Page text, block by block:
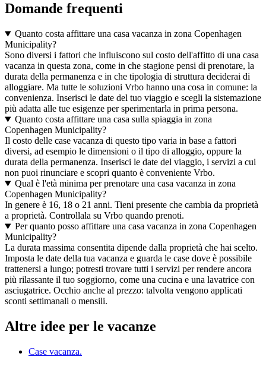
Domande frequenti
Quanto costa affittare una casa vacanza in zona Copenhagen
Municipality?
Sono diversi i fattori che influiscono sul costo dell'affitto di una casa
vacanza in questa zona, come in che stagione pensi di prenotare, la
durata della permanenza e in che tipologia di struttura deciderai di
alloggiare. Ma tutte le soluzioni Vrbo hanno una cosa in comune: la
convenienza. Inserisci le date del tuo viaggio e scegli la sistemazione
più adatta alle tue esigenze per sperimentarla in prima persona.
Quanto costa affittare una casa sulla spiaggia in zona
Copenhagen Municipality?
Il costo delle case vacanza di questo tipo varia in base a fattori
diversi, ad esempio le dimensioni o il tipo di alloggio, oppure la
durata della permanenza. Inserisci le date del viaggio, i servizi a cui
non puoi rinunciare e scopri quanto è conveniente Vrbo.
Qual è l'età minima per prenotare una casa vacanza in zona
Copenhagen Municipality?
In genere è 16, 18 o 21 anni. Tieni presente che cambia da proprietà
a proprietà. Controllala su Vrbo quando prenoti.
Per quanto posso affittare una casa vacanza in zona Copenhagen
Municipality?
La durata massima consentita dipende dalla proprietà che hai scelto.
Imposta le date della tua vacanza e guarda le case dove è possibile
trattenersi a lungo; potresti trovare tutti i servizi per rendere ancora
più rilassante il tuo soggiorno, come una cucina e una lavatrice con
asciugatrice. Occhio anche al prezzo: talvolta vengono applicati
sconti settimanali o mensili.
Altre idee per le vacanze
Case vacanza.